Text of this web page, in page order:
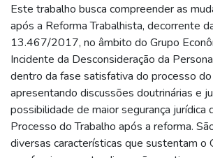
Este trabalho busca compreender as
após a Reforma Trabalhista, decorrente
13.467/2017, no âmbito do Grupo
Incidente da Desconsideração da
dentro da fase satisfativa do processo
apresentando discussões doutrinárias e
possibilidade de maior segurança jurídica
Processo do Trabalho após a reforma.
diversas características que sustentam o